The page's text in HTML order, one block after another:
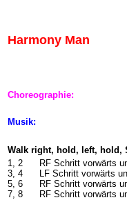
Harmony Man
Choreographie:
Musik:
Walk right, hold, left, hold,
1, 2
3, 4
5, 6
7, 8
RF Schritt vorwärts
LF Schritt vorwärts
RF Schritt vorwärts
RF Schritt vorwärts